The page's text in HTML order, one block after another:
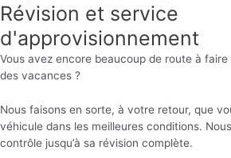
Révision et service
d'approvisionnement
Vous avez encore beaucoup de route à
des vacances ?
Nous faisons en sorte, à votre retour, que
véhicule dans les meilleures conditions.
contrôle jusqu’à sa révision complète.